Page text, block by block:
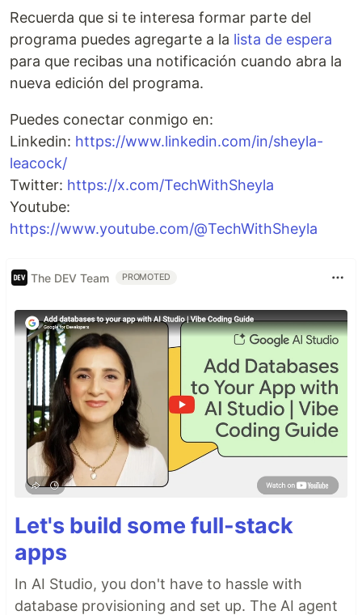
Recuerda que si te interesa formar parte del
programa puedes agregarte a la lista de espera
para que recibas una notificación cuando abra la
nueva edición del programa.
Puedes conectar conmigo en:
Linkedin: https://www.linkedin.com/in/sheyla-
leacock/
Twitter: https://x.com/TechWithSheyla
Youtube:
https://www.youtube.com/@TechWithSheyla
The DEV Team PROMOTED
Let's build some full-stack
apps
In AI Studio, you don't have to hassle with
database provisioning and set up. The AI agent